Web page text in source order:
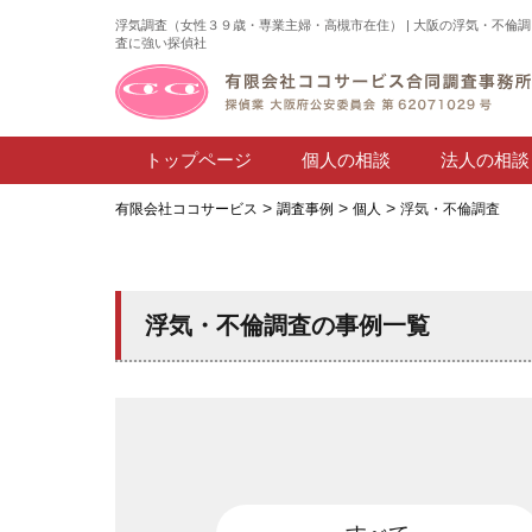
浮気調査（女性３９歳・専業主婦・高槻市在住） | 大阪の浮気・不倫調
査に強い探偵社
トップページ 個人の相談 法人の相談
有限会社ココサービス > 調査事例 > 個人 > 浮気・不倫調査
浮気・不倫調査の事例一覧